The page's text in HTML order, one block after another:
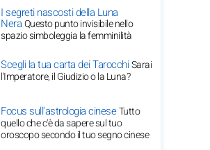
I segreti nascosti della Luna
NeraQuesto punto invisibile nello
spazio simboleggia la femminilità
Scegli la tua carta dei TarocchiSarai
l'Imperatore, il Giudizio o la Luna?
Focus sull'astrologia cineseTutto
quello che c'è da sapere sul tuo
oroscopo secondo il tuo segno cinese